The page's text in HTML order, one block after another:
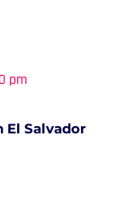
pm
El Salvador